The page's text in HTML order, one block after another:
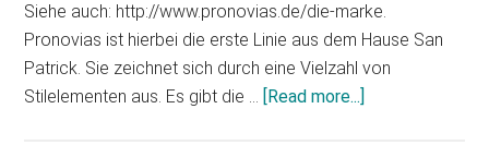
Siehe auch: http://www.pronovias.de/die-marke.
Pronovias ist hierbei die erste Linie aus dem Hause San
Patrick. Sie zeichnet sich durch eine Vielzahl von
Stilelementen aus. Es gibt die … [Read more...]